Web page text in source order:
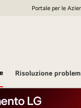
Portale per le
Risoluzione
LG